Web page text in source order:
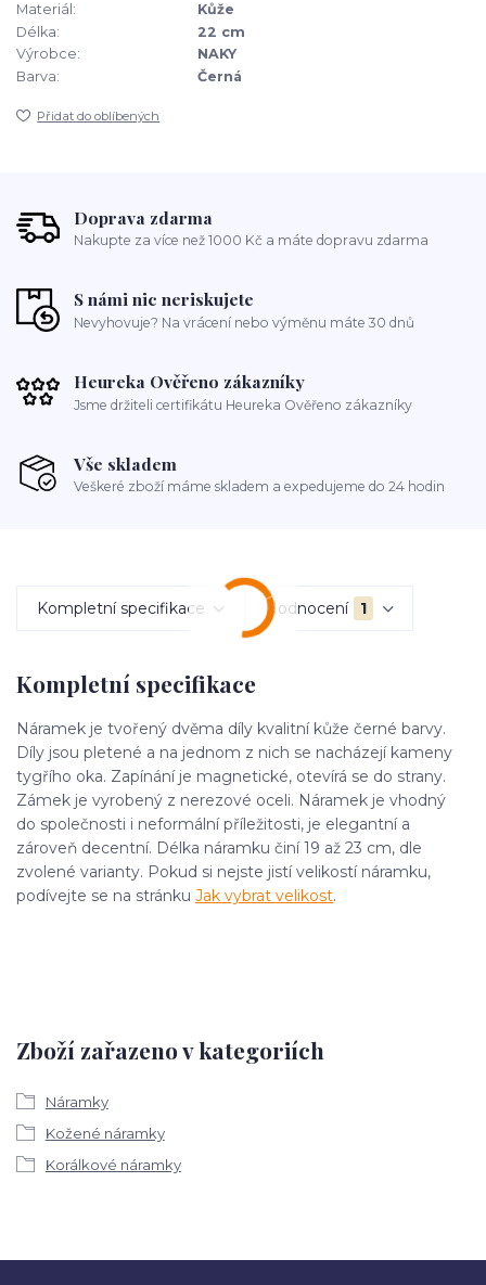
Materiál:
Kůže
Délka:
22 cm
Výrobce:
NAKY
Barva:
Černá
Přidat do oblíbených
Doprava zdarma
Nakupte za více než 1000 Kč a máte dopravu zdarma
S námi nic neriskujete
Nevyhovuje? Na vrácení nebo výměnu máte 30 dnů
Heureka Ověřeno zákazníky
Jsme držiteli certifikátu Heureka Ověřeno zákazníky
Vše skladem
Veškeré zboží máme skladem a expedujeme do 24 hodin
Kompletní specifikace Hodnocení 1
Kompletní specifikace
Náramek je tvořený dvěma díly kvalitní kůže černé barvy.
Díly jsou pletené a na jednom z nich se nacházejí kameny
tygřího oka. Zapínání je magnetické, otevírá se do strany.
Zámek je vyrobený z nerezové oceli. Náramek je vhodný
do společnosti i neformální příležitosti, je elegantní a
zároveň decentní. Délka náramku činí 19 až 23 cm, dle
zvolené varianty. Pokud si nejste jistí velikostí náramku,
podívejte se na stránku Jak vybrat velikost.
Zboží zařazeno v kategoriích
Náramky
Kožené náramky
Korálkové náramky